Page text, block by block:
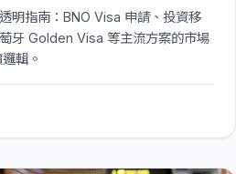
明指南：BNO Visa 申請、投資移
牙 Golden Visa 等主流方案的市場
輯。